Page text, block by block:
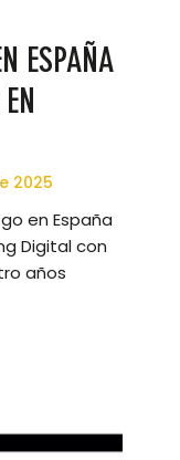
ESPAÑA
2025
en España
Digital con
años